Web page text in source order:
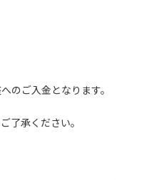
のご入金となります。
了承ください。